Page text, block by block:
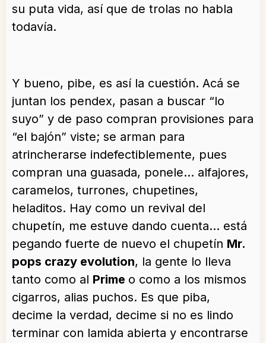
su puta vida, así que de trolas no habla
todavía.
Y bueno, pibe, es así la cuestión. Acá se
juntan los pendex, pasan a buscar “lo
suyo” y de paso compran provisiones para
“el bajón” viste; se arman para
atrincherarse indefectiblemente, pues
compran una guasada, ponele… alfajores,
caramelos, turrones, chupetines,
heladitos. Hay como un revival del
chupetín, me estuve dando cuenta… está
pegando fuerte de nuevo el chupetín Mr.
pops crazy evolution, la gente lo lleva
tanto como al Prime o como a los mismos
cigarros, alias puchos. Es que piba,
decime la verdad, decime si no es lindo
terminar con lamida abierta y encontrarse